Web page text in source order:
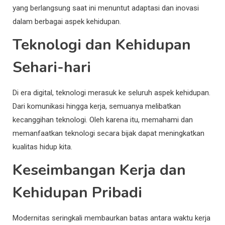
yang berlangsung saat ini menuntut adaptasi dan inovasi
dalam berbagai aspek kehidupan.
Teknologi dan Kehidupan
Sehari-hari
Di era digital, teknologi merasuk ke seluruh aspek kehidupan.
Dari komunikasi hingga kerja, semuanya melibatkan
kecanggihan teknologi. Oleh karena itu, memahami dan
memanfaatkan teknologi secara bijak dapat meningkatkan
kualitas hidup kita.
Keseimbangan Kerja dan
Kehidupan Pribadi
Modernitas seringkali membaurkan batas antara waktu kerja